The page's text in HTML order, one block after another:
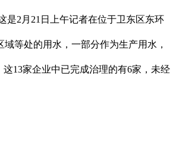
2月21日上午记者在位于卫东区东环
等处的用水，一部分作为生产用水，
13家企业中已完成治理的有6家，未经